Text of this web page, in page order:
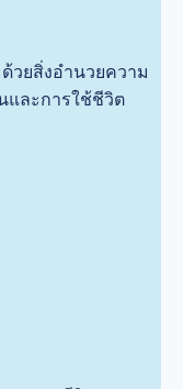
วยสิ่งอำนวยความ
และการใช้ชีวิต